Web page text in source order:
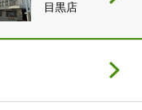
目黒店